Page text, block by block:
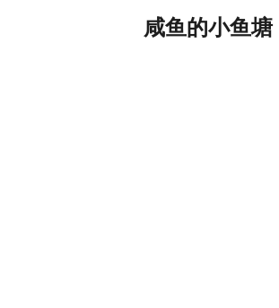
咸鱼的小鱼塘